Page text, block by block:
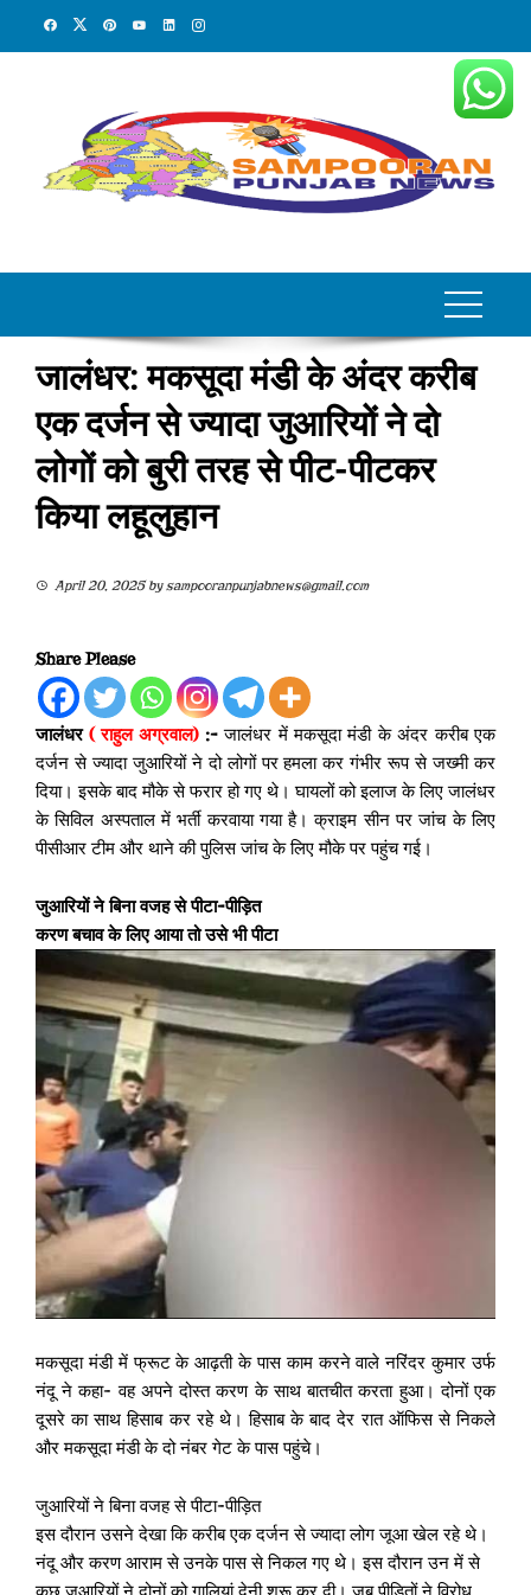
जालंधर: मकसूदा मंडी के अंदर करीब
एक दर्जन से ज्यादा जुआरियों ने दो
लोगों को बुरी तरह से पीट-पीटकर
किया लहूलुहान
April 20, 2025bysampooranpunjabnews@gmail.com
Share Please
जालंधर( राहुल अग्रवाल):-जालंधर में मकसूदा मंडी के अंदर करीब एक
दर्जन से ज्यादा जुआरियों ने दो लोगों पर हमला कर गंभीर रूप से जख्मी कर
दिया। इसके बाद मौके से फरार हो गए थे। घायलों को इलाज के लिए जालंधर
के सिविल अस्पताल में भर्ती करवाया गया है। क्राइम सीन पर जांच के लिए
पीसीआर टीम और थाने की पुलिस जांच के लिए मौके पर पहुंच गई।
जुआरियों ने बिना वजह से पीटा-पीड़ित
करण बचाव के लिए आया तो उसे भी पीटा
मकसूदा मंडी में फ्रूट के आढ़ती के पास काम करने वाले नरिंदर कुमार उर्फ
नंदू ने कहा- वह अपने दोस्त करण के साथ बातचीत करता हुआ। दोनों एक
दूसरे का साथ हिसाब कर रहे थे। हिसाब के बाद देर रात ऑफिस से निकले
और मकसूदा मंडी के दो नंबर गेट के पास पहुंचे।
जुआरियों ने बिना वजह से पीटा-पीड़ित
इस दौरान उसने देखा कि करीब एक दर्जन से ज्यादा लोग जूआ खेल रहे थे।
नंदू और करण आराम से उनके पास से निकल गए थे। इस दौरान उन में से